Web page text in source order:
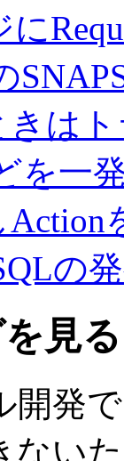
きは
を一
の
見る
開発
ない